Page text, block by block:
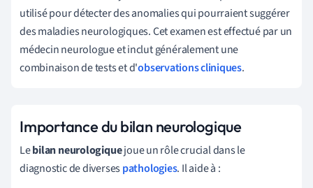
utilisé pour détecter des anomalies qui pourraient suggérer
des maladies neurologiques. Cet examen est effectué par un
médecin neurologue et inclut généralement une
combinaison de tests et d'observations cliniques.
Importance du bilan neurologique
Lebilan neurologiquejoue un rôle crucial dans le
diagnostic de diversespathologies. Il aide à :